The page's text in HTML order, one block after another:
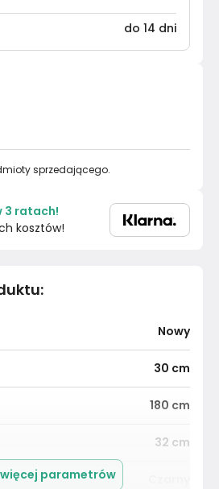
:
Nowy
30 cm
180 cm
32 cm
więcej parametrów
do 14 dni
sprzedającego.
3 ratach!
kosztów!